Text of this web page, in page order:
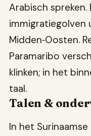
Arabisch
immigratiegolven
Midden‑Oosten.
Paramaribo
klinken; in het
taal.
Talen &
In het